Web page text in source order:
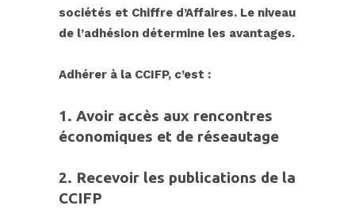
sociétés et Chiffre d’Affaires. Le niveau
de l’adhésion détermine les avantages.
Adhérer à la CCIFP, c’est :
1. Avoir accès aux rencontres
économiques et de réseautage
2. Recevoir les publications de la
CCIFP